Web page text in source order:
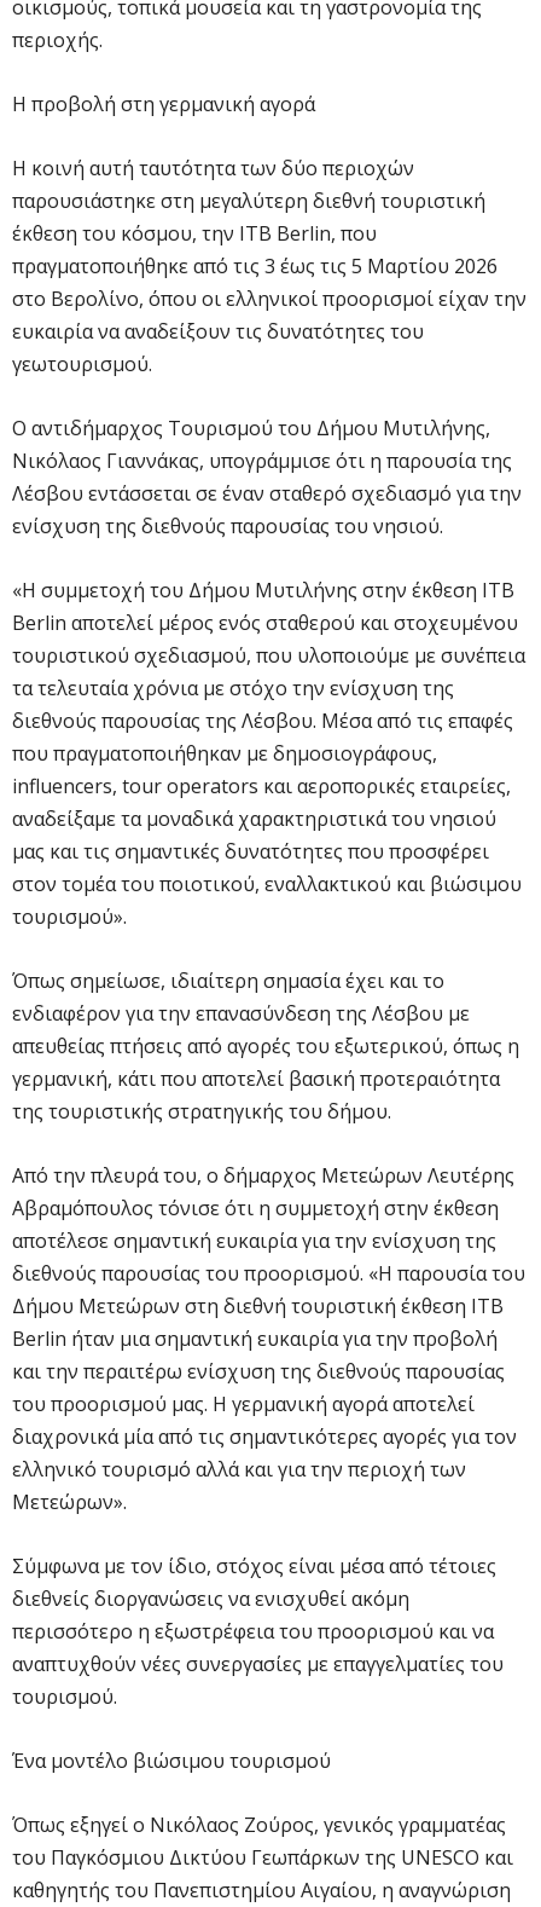
οικισμούς, τοπικά μουσεία και τη γαστρονομία της
περιοχής.
Η προβολή στη γερμανική αγορά
Η κοινή αυτή ταυτότητα των δύο περιοχών
παρουσιάστηκε στη μεγαλύτερη διεθνή τουριστική
έκθεση του κόσμου, την ITB Berlin, που
πραγματοποιήθηκε από τις 3 έως τις 5 Μαρτίου 2026
στο Βερολίνο, όπου οι ελληνικοί προορισμοί είχαν την
ευκαιρία να αναδείξουν τις δυνατότητες του
γεωτουρισμού.
Ο αντιδήμαρχος Τουρισμού του Δήμου Μυτιλήνης,
Νικόλαος Γιαννάκας, υπογράμμισε ότι η παρουσία της
Λέσβου εντάσσεται σε έναν σταθερό σχεδιασμό για την
ενίσχυση της διεθνούς παρουσίας του νησιού.
«Η συμμετοχή του Δήμου Μυτιλήνης στην έκθεση ITB
Berlin αποτελεί μέρος ενός σταθερού και στοχευμένου
τουριστικού σχεδιασμού, που υλοποιούμε με συνέπεια
τα τελευταία χρόνια με στόχο την ενίσχυση της
διεθνούς παρουσίας της Λέσβου. Μέσα από τις επαφές
που πραγματοποιήθηκαν με δημοσιογράφους,
influencers, tour operators και αεροπορικές εταιρείες,
αναδείξαμε τα μοναδικά χαρακτηριστικά του νησιού
μας και τις σημαντικές δυνατότητες που προσφέρει
στον τομέα του ποιοτικού, εναλλακτικού και βιώσιμου
τουρισμού».
Όπως σημείωσε, ιδιαίτερη σημασία έχει και το
ενδιαφέρον για την επανασύνδεση της Λέσβου με
απευθείας πτήσεις από αγορές του εξωτερικού, όπως η
γερμανική, κάτι που αποτελεί βασική προτεραιότητα
της τουριστικής στρατηγικής του δήμου.
Από την πλευρά του, ο δήμαρχος Μετεώρων Λευτέρης
Αβραμόπουλος τόνισε ότι η συμμετοχή στην έκθεση
αποτέλεσε σημαντική ευκαιρία για την ενίσχυση της
διεθνούς παρουσίας του προορισμού. «Η παρουσία του
Δήμου Μετεώρων στη διεθνή τουριστική έκθεση ITB
Berlin ήταν μια σημαντική ευκαιρία για την προβολή
και την περαιτέρω ενίσχυση της διεθνούς παρουσίας
του προορισμού μας. Η γερμανική αγορά αποτελεί
διαχρονικά μία από τις σημαντικότερες αγορές για τον
ελληνικό τουρισμό αλλά και για την περιοχή των
Μετεώρων».
Σύμφωνα με τον ίδιο, στόχος είναι μέσα από τέτοιες
διεθνείς διοργανώσεις να ενισχυθεί ακόμη
περισσότερο η εξωστρέφεια του προορισμού και να
αναπτυχθούν νέες συνεργασίες με επαγγελματίες του
τουρισμού.
Ένα μοντέλο βιώσιμου τουρισμού
Όπως εξηγεί ο Νικόλαος Ζούρος, γενικός γραμματέας
του Παγκόσμιου Δικτύου Γεωπάρκων της UNESCO και
καθηγητής του Πανεπιστημίου Αιγαίου, η αναγνώριση